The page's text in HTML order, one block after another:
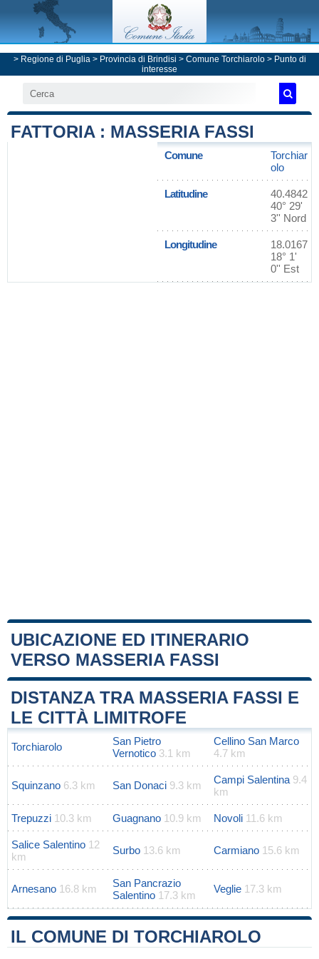
> Regione di Puglia> Provincia di Brindisi > Comune Torchiarolo> Punto di
interesse
FATTORIA : MASSERIA FASSI
Comune
Torchiar
olo
Latitudine
40.4842
40° 29'
3'' Nord
Longitudine
18.0167
18° 1'
0'' Est
UBICAZIONE ED ITINERARIO
VERSO MASSERIA FASSI
+
−
Leaflet |Map data ©OpenStreetMap
DISTANZA TRA MASSERIA FASSI E
LE CITTÀ LIMITROFE
Torchiarolo
San Pietro
Vernotico 3.1 km
Cellino San Marco
4.7 km
Squinzano 6.3 km San Donaci 9.3 km Campi Salentina 9.4
km
Trepuzzi 10.3 km Guagnano 10.9 km Novoli 11.6 km
Salice Salentino 12
km
Surbo 13.6 km Carmiano 15.6 km
Arnesano 16.8 km
San Pancrazio
Salentino 17.3 km
Veglie 17.3 km
IL COMUNE DI TORCHIAROLO